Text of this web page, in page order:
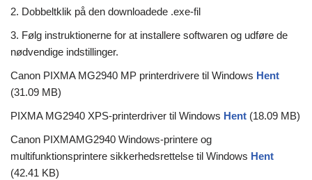
2. Dobbeltklik på den downloadede .exe-fil
3. Følg instruktionerne for at installere softwaren og udføre de
nødvendige indstillinger.
Canon PIXMA MG2940 MP printerdrivere til Windows Hent
(31.09 MB)
PIXMA MG2940 XPS-printerdriver til Windows Hent (18.09 MB)
Canon PIXMAMG2940 Windows-printere og
multifunktionsprintere sikkerhedsrettelse til Windows Hent
(42.41 KB)